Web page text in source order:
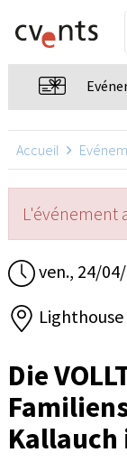
Accueil
L'événement
ven., 24/
Die